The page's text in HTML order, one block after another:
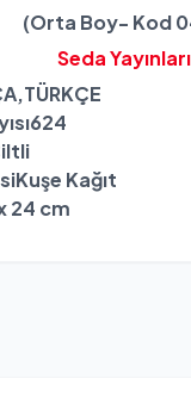
(Orta Boy- Kod
Seda Yayınları
624
Kuşe Kağıt
24 cm